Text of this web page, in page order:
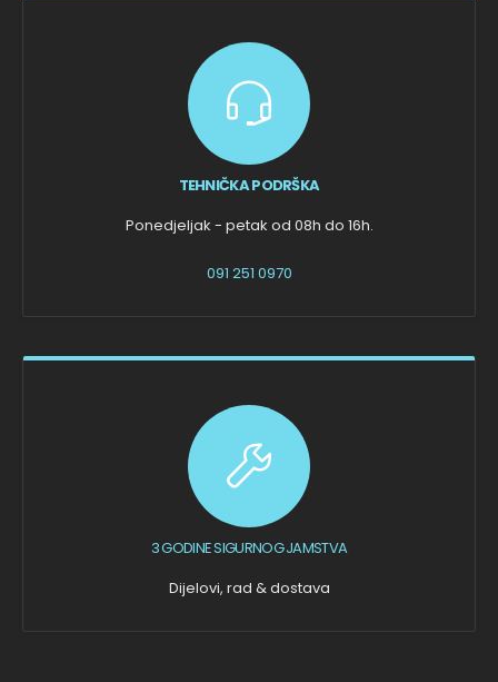
TEHNIČKA PODRŠKA
Ponedjeljak - petak od 08h do 16h.
091 251 0970
3 GODINE SIGURNOG JAMSTVA
Dijelovi, rad & dostava